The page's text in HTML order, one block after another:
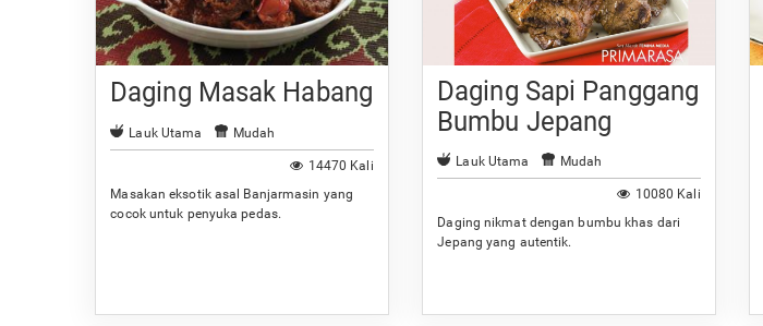
Daging Masak Habang
Lauk Utama Mudah
14470 Kali
Masakan eksotik asal Banjarmasin yang
cocok untuk penyuka pedas.
Daging Sapi Panggang
Bumbu Jepang
Lauk Utama Mudah
10080 Kali
Daging nikmat dengan bumbu khas dari
Jepang yang autentik.